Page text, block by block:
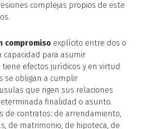
complejas propios de este
compromiso explícito entre dos o
capacidad para asumir
efectos jurídicos y en virtud
se obligan a cumplir
que rigen sus relaciones
finalidad o asunto.
de contratos: de arrendamiento,
de matrimonio, de hipoteca, de